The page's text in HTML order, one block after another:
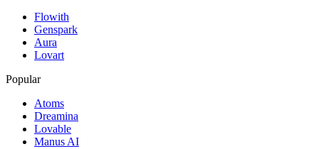
Flowith
Genspark
Aura
Lovart
Popular
Atoms
Dreamina
Lovable
Manus AI